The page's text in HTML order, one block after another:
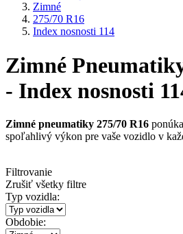
Zimné
275/70 R16
Index nosnosti 114
Zimné
- Index nosnosti
Zimné pneumatiky 275/70 R16
spoľahlivý výkon pre vaše vozidlo v
Filtrovanie
Zrušiť všetky filtre
Typ vozidla:
Obdobie: